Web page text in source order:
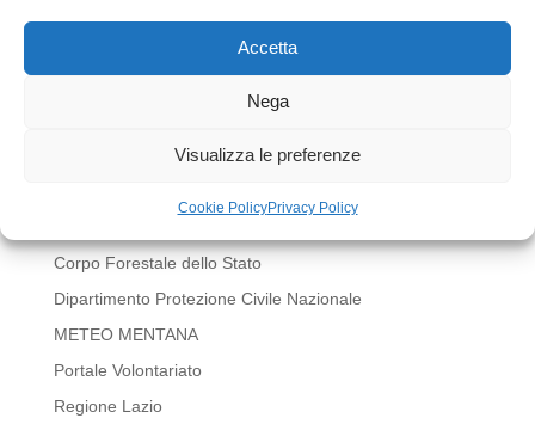
Accetta
Nega
Visualizza le preferenze
Cookie PolicyPrivacy Policy
per inviare un commento.
Corpo Forestale dello Stato
Dipartimento Protezione Civile Nazionale
METEO MENTANA
Portale Volontariato
Regione Lazio